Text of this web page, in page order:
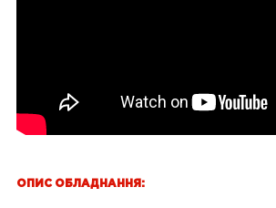
ОПИС ОБЛАДНАННЯ: